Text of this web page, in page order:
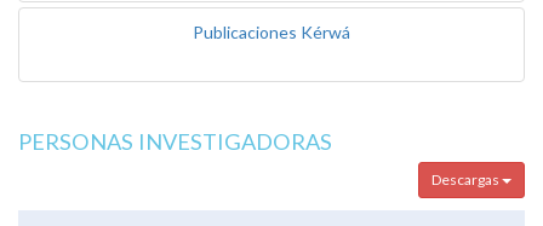
Publicaciones Kérwá
PERSONAS INVESTIGADORAS
Descargas